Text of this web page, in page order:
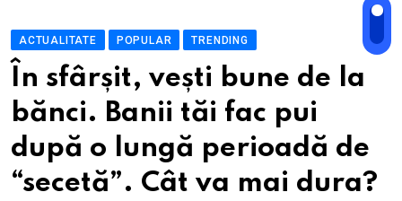
ACTUALITATE POPULAR TRENDING
În sfârșit, vești bune de la
bănci. Banii tăi fac pui
după o lungă perioadă de
“secetă”. Cât va mai dura?